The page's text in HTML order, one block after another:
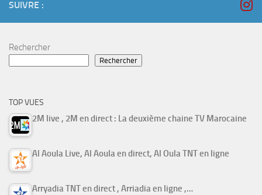
SUIVRE :
Rechercher
Rechercher
TOP VUES
2M live , 2M en direct : La deuxième chaine TV Marocaine
Al Aoula Live, Al Aoula en direct, Al Oula TNT en ligne
Arryadia TNT en direct , Arriadia en ligne ,…